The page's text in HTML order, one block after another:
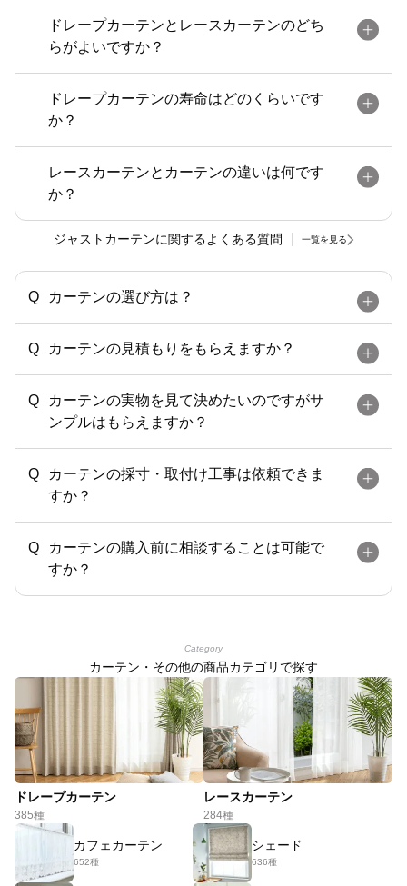
ドレープカーテンとレースカーテンのどち
らがよいですか？
ドレープカーテンの寿命はどのくらいです
か？
レースカーテンとカーテンの違いは何です
か？
ジャストカーテンに関するよくある質問 一覧を見る
カーテンの選び方は？
カーテンの見積もりをもらえますか？
カーテンの実物を見て決めたいのですがサ
ンプルはもらえますか？
カーテンの採寸・取付け工事は依頼できま
すか？
カーテンの購入前に相談することは可能で
すか？
Category
カーテン・その他の商品カテゴリで探す
ドレープカーテン
385種
レースカーテン
284種
カフェカーテン
652種
シェード
636種